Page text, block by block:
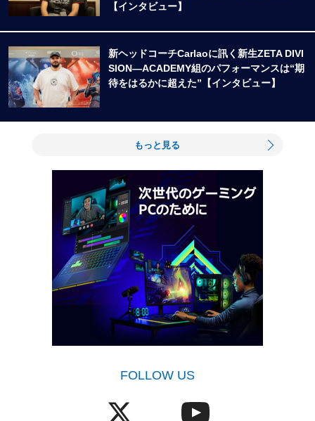
【インタビュー】
新ヘッドコーチCarlaoに訊く新生ZETA DIVI
SION―ACADEMY組のパフォーマンスは“期
待をはるかに超えた”【インタビュー】
もっと見る
FOLLOW US